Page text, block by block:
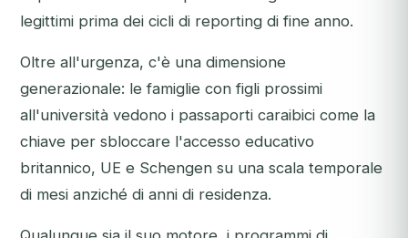
legittimi prima dei cicli di reporting di fine anno.
Oltre all'urgenza, c'è una dimensione
generazionale: le famiglie con figli prossimi
all'università vedono i passaporti caraibici come la
chiave per sbloccare l'accesso educativo
britannico, UE e Schengen su una scala temporale
di mesi anziché di anni di residenza.